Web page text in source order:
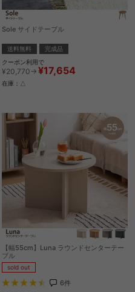
Sole サイドテーブル
送料無料
完成品
クーポン利用で
¥20,770→ ¥17,654
在庫：△
【幅55cm】Luna ラウンドセンターテー
ブル
sold out
6件